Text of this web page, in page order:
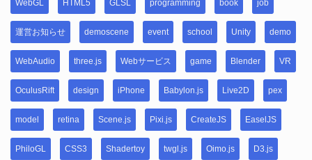
WebGL HTML5 GLSL programming book job
運営お知らせ demoscene event school Unity demo
WebAudio three.js Webサービス game Blender VR
OculusRift design iPhone Babylon.js Live2D pex
model retina Scene.js Pixi.js CreateJS EaselJS
PhiloGL CSS3 Shadertoy twgl.js Oimo.js D3.js